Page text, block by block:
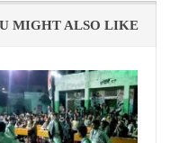
MIGHT ALSO LIKE